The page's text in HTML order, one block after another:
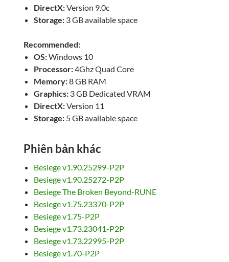
DirectX:Version 9.0c
Storage: 3 GB available space
Recommended:
OS:Windows 10
Processor:4Ghz Quad Core
Memory:8 GB RAM
Graphics: 3 GB Dedicated VRAM
DirectX:Version 11
Storage: 5 GB available space
Phiên bản khác
Besiege v1.90.25299-P2P
Besiege v1.90.25272-P2P
Besiege The Broken Beyond-RUNE
Besiege v1.75.23370-P2P
Besiege v1.75-P2P
Besiege v1.73.23041-P2P
Besiege v1.73.22995-P2P
Besiege v1.70-P2P